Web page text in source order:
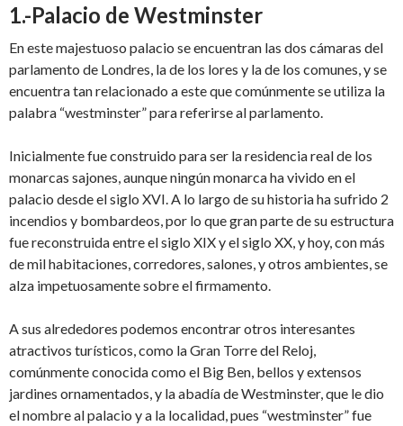
1.-Palacio de Westminster
En este majestuoso palacio se encuentran las dos cámaras del
parlamento de Londres, la de los lores y la de los comunes, y se
encuentra tan relacionado a este que comúnmente se utiliza la
palabra “westminster” para referirse al parlamento.
Inicialmente fue construido para ser la residencia real de los
monarcas sajones, aunque ningún monarca ha vivido en el
palacio desde el siglo XVI. A lo largo de su historia ha sufrido 2
incendios y bombardeos, por lo que gran parte de su estructura
fue reconstruida entre el siglo XIX y el siglo XX, y hoy, con más
de mil habitaciones, corredores, salones, y otros ambientes, se
alza impetuosamente sobre el firmamento.
A sus alrededores podemos encontrar otros interesantes
atractivos turísticos, como la Gran Torre del Reloj,
comúnmente conocida como el Big Ben, bellos y extensos
jardines ornamentados, y la abadía de Westminster, que le dio
el nombre al palacio y a la localidad, pues “westminster” fue